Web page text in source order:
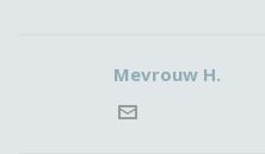
Mevrouw H.